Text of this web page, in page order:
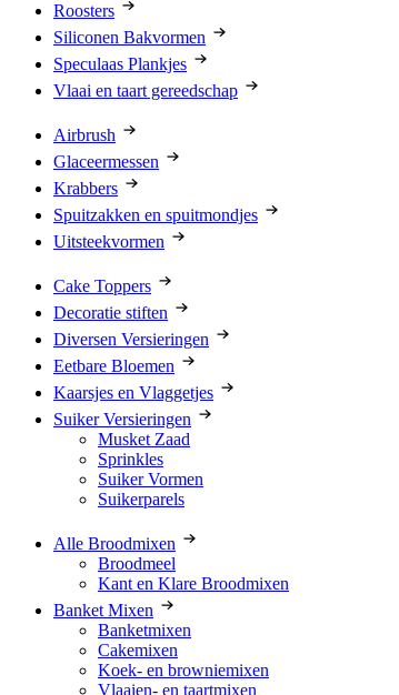
Roosters
Siliconen Bakvormen
Speculaas Plankjes
Vlaai en taart gereedschap
Airbrush
Glaceermessen
Krabbers
Spuitzakken en spuitmondjes
Uitsteekvormen
Cake Toppers
Decoratie stiften
Diversen Versieringen
Eetbare Bloemen
Kaarsjes en Vlaggetjes
Suiker Versieringen
Musket Zaad
Sprinkles
Suiker Vormen
Suikerparels
Alle Broodmixen
Broodmeel
Kant en Klare Broodmixen
Banket Mixen
Banketmixen
Cakemixen
Koek- en browniemixen
Vlaaien- en taartmixen